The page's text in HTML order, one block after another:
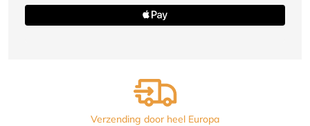
|
klittenband
Verzending door heel Europa